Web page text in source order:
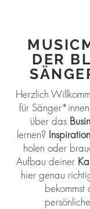
DER
Herzlich
für
über das
lernen? Inspiration
holen oder
Aufbau deiner
hier genau
bekommst